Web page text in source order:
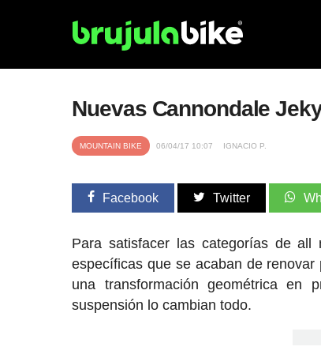
Nuevas Cannondale
MOUNTAIN BIKE 06/04/17 10:07 IGNACIO P.
Facebook Twitter
Para satisfacer las categorías de all
específicas que se acaban de
una transformación geométrica
suspensión lo cambian todo.